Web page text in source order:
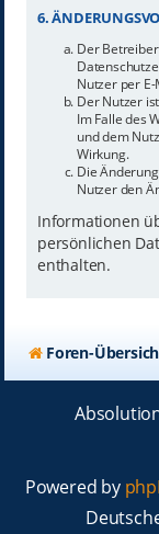
6.
Der
Nutzer per
Der Nutzer
Im Falle des
und dem
Wirkung.
Die
Nutzer den
Informationen
persönlichen
enthalten.
Foren-
Powered by